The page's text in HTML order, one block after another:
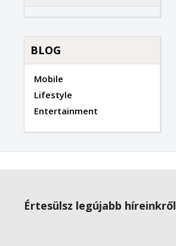
BLOG
Mobile
Lifestyle
Entertainment
Értesülsz legújabb